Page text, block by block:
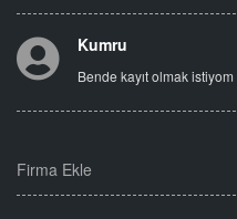
Kumru
Bende kayıt olmak
Firma Ekle